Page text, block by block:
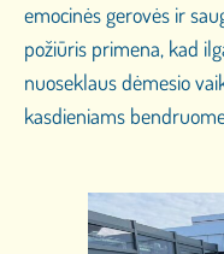
emocinės gerovės ir
požiūris primena, kad
nuoseklaus dėmesio
kasdieniams